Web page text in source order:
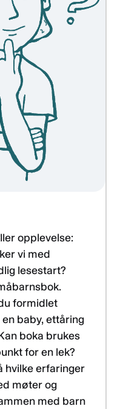
opplevelse:
vi med
lesestart?
formidlet
baby, ettåring
boka brukes
for en lek?
hvilke erfaringer
møter og
med barn